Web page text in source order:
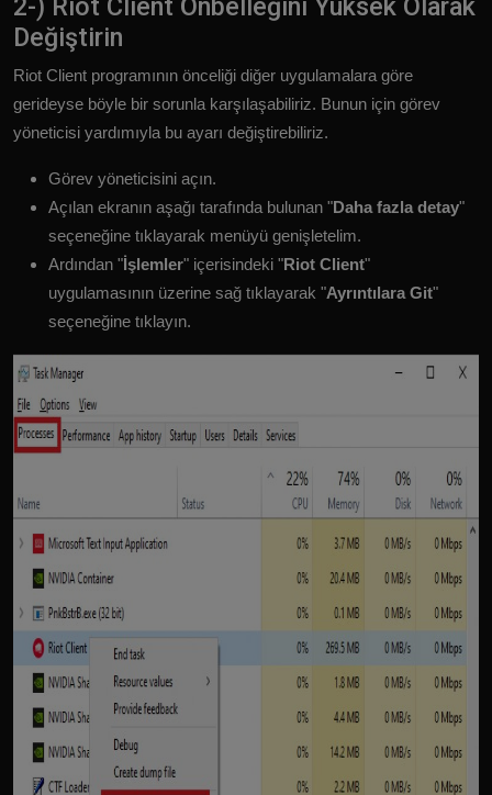
2-) Riot Client Önbelleğini Yüksek Olarak
Değiştirin
Riot Client programının önceliği diğer uygulamalara göre
gerideyse böyle bir sorunla karşılaşabiliriz. Bunun için görev
yöneticisi yardımıyla bu ayarı değiştirebiliriz.
Görev yöneticisini açın.
Açılan ekranın aşağı tarafında bulunan "Daha fazla detay"
seçeneğine tıklayarak menüyü genişletelim.
Ardından "İşlemler" içerisindeki "Riot Client"
uygulamasının üzerine sağ tıklayarak "Ayrıntılara Git"
seçeneğine tıklayın.